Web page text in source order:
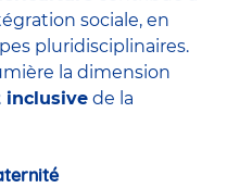
sociale, en
pluridisciplinaires.
la dimension
inclusive de la